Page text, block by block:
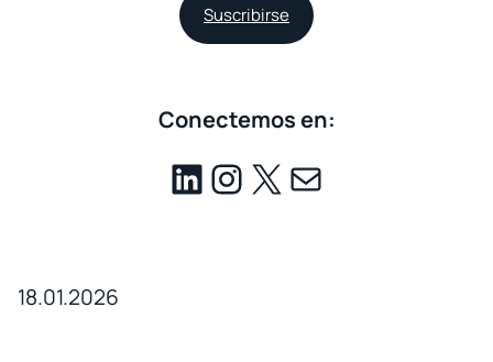
Suscribirse
Conectemos en:
18.01.2026